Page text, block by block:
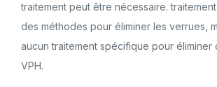
traitement peut être nécessaire.
des méthodes pour éliminer les verrues,
aucun traitement spécifique pour éliminer
VPH.